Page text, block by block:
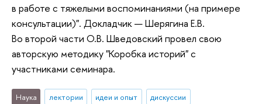
в работе с тяжелыми воспоминаниями (на примере
консультации)". Докладчик — Шерягина Е.В.
Во второй части О.В. Шведовский провел свою
авторскую методику "Коробка историй" с
участниками семинара.
Наука лектории идеи и опыт
дискуссии